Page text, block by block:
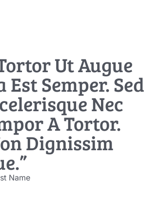
Ut Augue
Semper. Sed
Nec
A Tortor.
Dignissim
Name